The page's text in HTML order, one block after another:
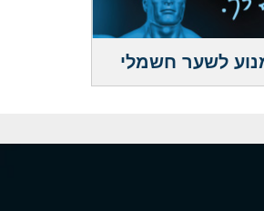
לשער חשמלי